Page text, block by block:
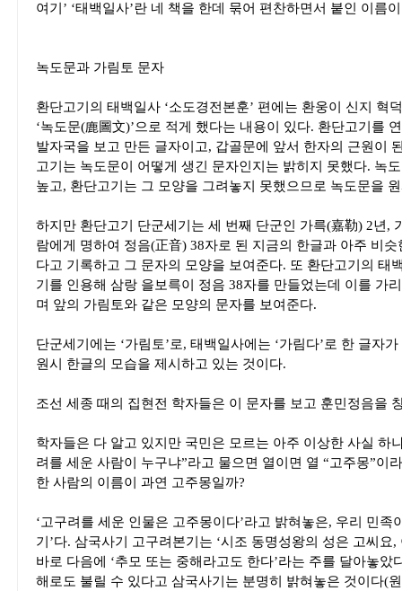
여기’ ‘태백일사’란 네 책을 한데 묶어 편찬하면서 붙인 이름
녹도문과 가림토 문자
환단고기의 태백일사 ‘소도경전본훈’ 편에는 환웅이 신지 혁
‘녹도문(鹿圖文)’으로 적게 했다는 내용이 있다. 환단고기를
발자국을 보고 만든 글자이고, 갑골문에 앞서 한자의 근원이
고기는 녹도문이 어떻게 생긴 문자인지는 밝히지 못했다. 녹
높고, 환단고기는 그 모양을 그려놓지 못했으므로 녹도문을
하지만 환단고기 단군세기는 세 번째 단군인 가륵(嘉勒) 2년,
람에게 명하여 정음(正音) 38자로 된 지금의 한글과 아주 비슷
다고 기록하고 그 문자의 모양을 보여준다. 또 환단고기의 태
기를 인용해 삼랑 을보륵이 정음 38자를 만들었는데 이를 가
며 앞의 가림토와 같은 모양의 문자를 보여준다.
단군세기에는 ‘가림토’로, 태백일사에는 ‘가림다’로 한 글자
원시 한글의 모습을 제시하고 있는 것이다.
조선 세종 때의 집현전 학자들은 이 문자를 보고 훈민정음을
학자들은 다 알고 있지만 국민은 모르는 아주 이상한 사실 하
려를 세운 사람이 누구냐”라고 물으면 열이면 열 “고주몽”이
한 사람의 이름이 과연 고주몽일까?
‘고구려를 세운 인물은 고주몽이다’라고 밝혀놓은, 우리 민족
기’다. 삼국사기 고구려본기는 ‘시조 동명성왕의 성은 고씨요
바로 다음에 ‘추모 또는 중해라고도 한다’라는 주를 달아놓
해로도 불릴 수 있다고 삼국사기는 분명히 밝혀놓은 것이다(